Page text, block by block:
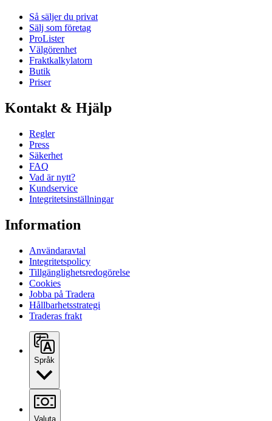
Så säljer du privat
Sälj som företag
ProLister
Välgörenhet
Fraktkalkylatorn
Butik
Priser
Kontakt & Hjälp
Regler
Press
Säkerhet
FAQ
Vad är nytt?
Kundservice
Integritetsinställningar
Information
Användaravtal
Integritetspolicy
Tillgänglighetsredogörelse
Cookies
Jobba på Tradera
Hållbarhetsstrategi
Traderas frakt
Språk
Valuta